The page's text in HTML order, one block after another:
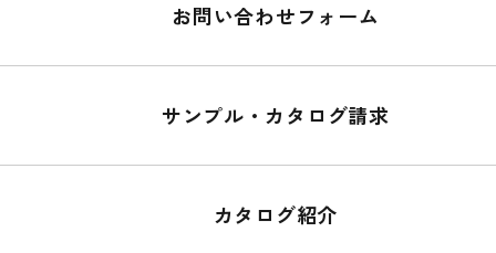
お問い合わせフォーム
サンプル・カタログ請求
カタログ紹介